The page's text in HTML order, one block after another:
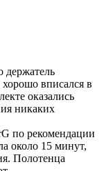
держатель
вписался в
оказались
никаких
по рекомендации
около 15 минут,
Полотенца